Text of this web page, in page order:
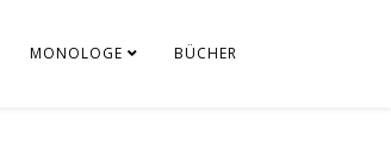
MONOLOGE BÜCHER